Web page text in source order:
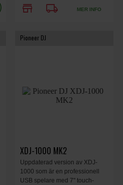
store local_shipping MER INFO
Pioneer DJ
XDJ-1000 MK2
Uppdaterad version av XDJ-
1000 som är en professionell
USB spelare med 7" touch-